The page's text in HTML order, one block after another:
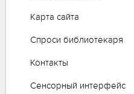
Карта сайта
Спроси библиотекаря
Контакты
Сенсорный интерфейс